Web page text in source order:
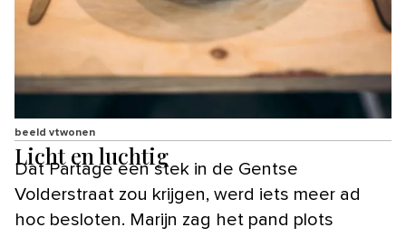
beeld vtwonen
Licht en luchtig
Dat Partage een stek in de Gentse
Volderstraat zou krijgen, werd iets meer ad
hoc besloten. Marijn zag het pand plots